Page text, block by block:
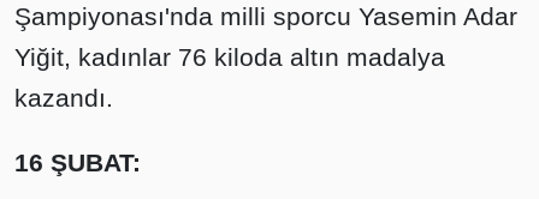
Şampiyonası'nda milli sporcu Yasemin Adar
Yiğit, kadınlar 76 kiloda altın madalya
kazandı.
16 ŞUBAT: